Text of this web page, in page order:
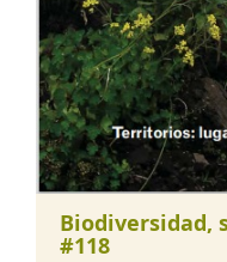
Biodiversidad,
#118